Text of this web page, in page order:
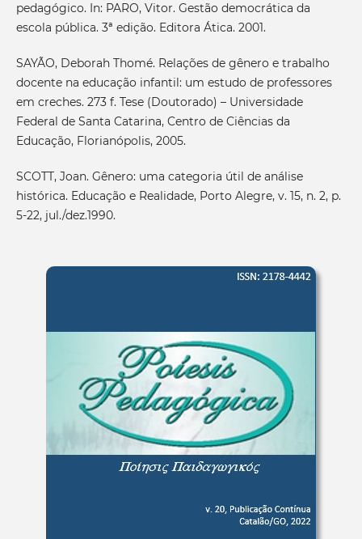
pedagógico. In: PARO, Vitor. Gestão democrática da
escola pública. 3ª edição. Editora Ática. 2001.
SAYÃO, Deborah Thomé. Relações de gênero e trabalho
docente na educação infantil: um estudo de professores
em creches. 273 f. Tese (Doutorado) – Universidade
Federal de Santa Catarina, Centro de Ciências da
Educação, Florianópolis, 2005.
SCOTT, Joan. Gênero: uma categoria útil de análise
histórica. Educação e Realidade, Porto Alegre, v. 15, n. 2, p.
5-22, jul./dez.1990.